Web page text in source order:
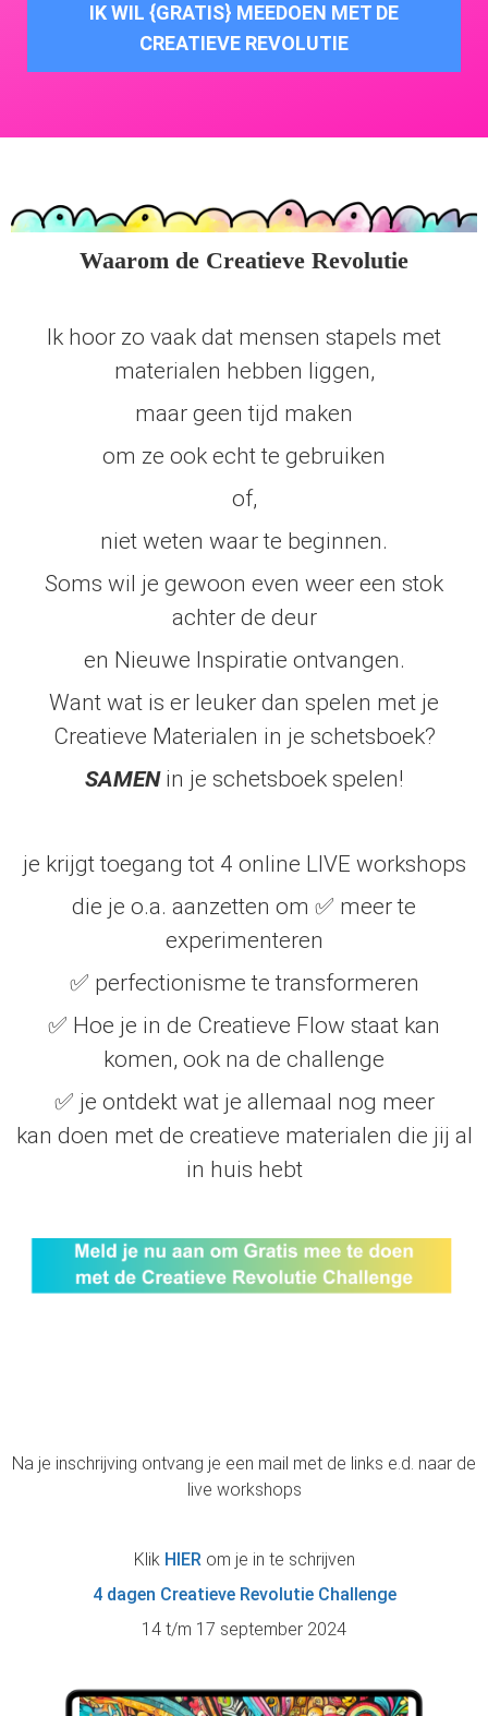
IK WIL {GRATIS} MEEDOEN MET DE
CREATIEVE REVOLUTIE
Waarom de Creatieve Revolutie
Ik hoor zo vaak dat mensen stapels met
materialen hebben liggen,
maar geen tijd maken
om ze ook echt te gebruiken
of,
niet weten waar te beginnen.
Soms wil je gewoon even weer een stok
achter de deur
en Nieuwe Inspiratie ontvangen.
Want wat is er leuker dan spelen met je
Creatieve Materialen in je schetsboek?
SAMENin je schetsboek spelen!
je krijgt toegang tot 4 online LIVE workshops
die je o.a. aanzetten om ✅ meer te
experimenteren
✅ perfectionisme te transformeren
✅ Hoe je in de Creatieve Flow staat kan
komen, ook na de challenge
✅ je ontdekt wat je allemaal nog meer
kan doen met de creatieve materialen die jij al
in huis hebt
Na je inschrijving ontvang je een mail met de links e.d. naar de
live workshops
Klik HIERom je in te schrijven
4 dagen Creatieve Revolutie Challenge
14 t/m 17 september 2024